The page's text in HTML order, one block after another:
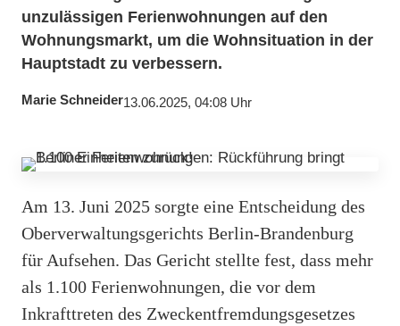
unzulässigen Ferienwohnungen auf den
Wohnungsmarkt, um die Wohnsituation in der
Hauptstadt zu verbessern.
Marie Schneider13.06.2025, 04:08 Uhr
Am 13. Juni 2025 sorgte eine Entscheidung des
Oberverwaltungsgerichts Berlin-Brandenburg
für Aufsehen. Das Gericht stellte fest, dass mehr
als 1.100 Ferienwohnungen, die vor dem
Inkrafttreten des Zweckentfremdungsgesetzes